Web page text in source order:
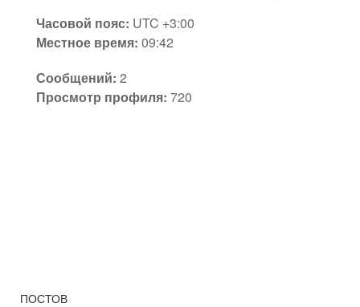
Часовой пояс: UTC +3:00
Местное время: 09:42
Сообщений: 2
Просмотр профиля: 720
ПОСТОВ